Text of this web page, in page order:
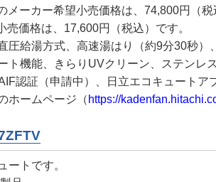
ーカー希望小売価格は、74,800円（税
価格は、17,600円（税込）です。
圧給湯方式、高速湯はり（約9分30秒
ト機能、きらりUVクリーン、ステン
認証（申請中）、日立エコキュートア
ホームページ（ https://
ートです。